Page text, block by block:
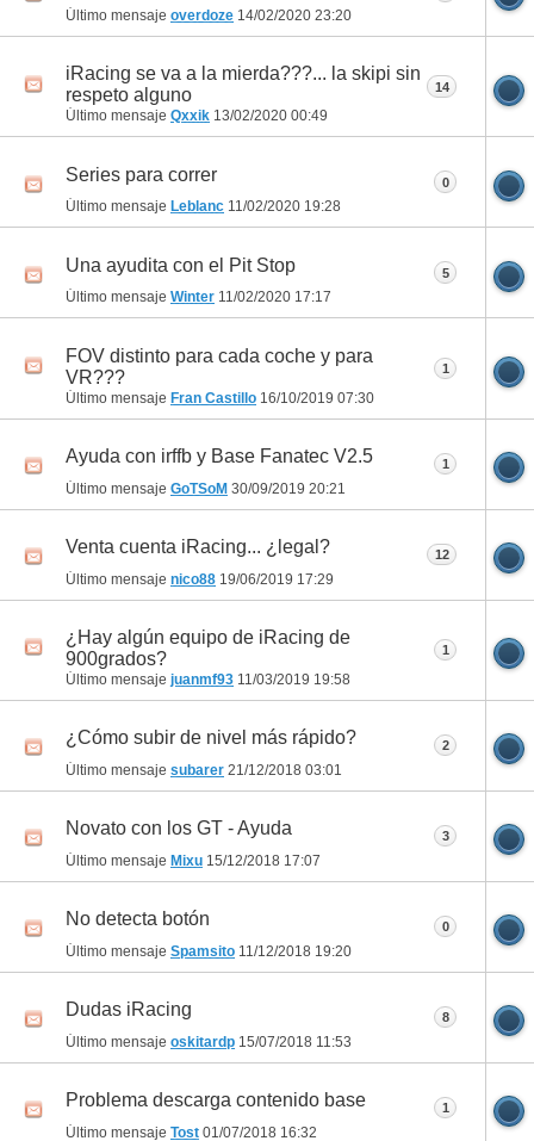
Último mensaje overdoze 14/02/2020 23:20
iRacing se va a la mierda???... la skipi sin
respeto alguno
Último mensaje Qxxik 13/02/2020 00:49
14
Series para correr
Último mensaje Leblanc 11/02/2020 19:28
0
Una ayudita con el Pit Stop
Último mensaje Winter 11/02/2020 17:17
5
FOV distinto para cada coche y para
VR???
Último mensaje Fran Castillo 16/10/2019 07:30
1
Ayuda con irffb y Base Fanatec V2.5
Último mensaje GoTSoM 30/09/2019 20:21
1
Venta cuenta iRacing... ¿legal?
Último mensaje nico88 19/06/2019 17:29
12
¿Hay algún equipo de iRacing de
900grados?
Último mensaje juanmf93 11/03/2019 19:58
1
¿Cómo subir de nivel más rápido?
Último mensaje subarer 21/12/2018 03:01
2
Novato con los GT - Ayuda
Último mensaje Mixu 15/12/2018 17:07
3
No detecta botón
Último mensaje Spamsito 11/12/2018 19:20
0
Dudas iRacing
Último mensaje oskitardp 15/07/2018 11:53
8
Problema descarga contenido base
Último mensaje Tost 01/07/2018 16:32
1